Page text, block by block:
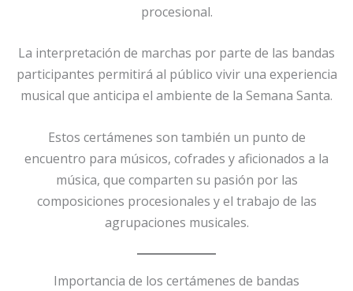
procesional.
La interpretación de marchas por parte de las bandas
participantes permitirá al público vivir una experiencia
musical que anticipa el ambiente de la Semana Santa.
Estos certámenes son también un punto de
encuentro para músicos, cofrades y aficionados a la
música, que comparten su pasión por las
composiciones procesionales y el trabajo de las
agrupaciones musicales.
Importancia de los certámenes de bandas